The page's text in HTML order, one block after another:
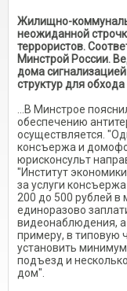
Жилищно-
неожиданной
террористов.
Минстрой России.
дома
структур для
...В Минстрое
обеспечению
осуществляется.
консъержа и
юрисконсульт
"Институт
за услуги
200 до 500 рублей в
единоразово
видеонаблюдения, а
примеру, в типовую
установить
подъезд и
дом".